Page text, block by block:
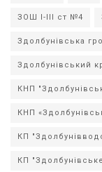
ЗОШ І-ІІІ ст №4
Здолбунівська
Здолбунівський
КНП
КНП
КП
КП